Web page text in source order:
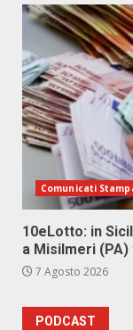
Comunicati
10eLotto: in
a Misilmeri
7 Agosto 2026
PODCAST